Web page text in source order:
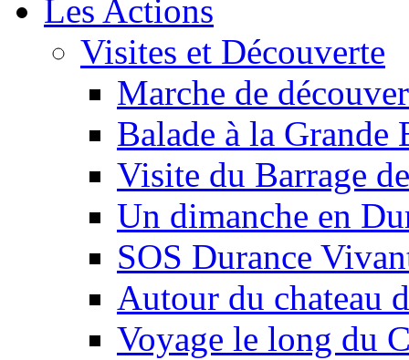
Les Actions
Visites et Découverte
Marche de
Balade à la Grande
Visite du Barrage
Un dimanche en
SOS Durance
Autour du chateau
Voyage le long du